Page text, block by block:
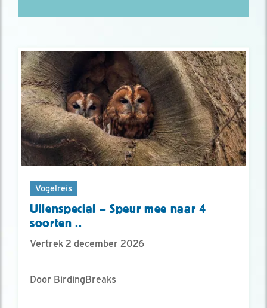
Vogelreis
Uilenspecial – Speur mee naar 4
soorten ..
Vertrek 2 december 2026
Door BirdingBreaks